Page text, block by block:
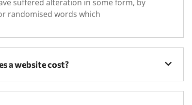
suffered alteration in some form, by
randomised words which
a website cost?